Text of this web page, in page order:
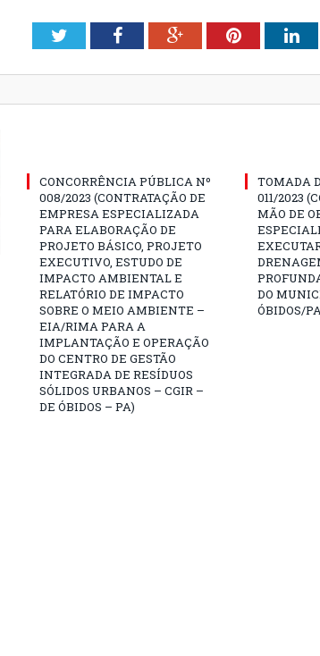
TwitterFacebookGoogle+Pinterest
CONCORRÊNCIA PÚBLICA Nº
008/2023 (CONTRATAÇÃO DE
EMPRESA ESPECIALIZADA
PARA ELABORAÇÃO DE
PROJETO BÁSICO, PROJETO
EXECUTIVO, ESTUDO DE
IMPACTO AMBIENTAL E
RELATÓRIO DE IMPACTO
SOBRE O MEIO AMBIENTE –
EIA/RIMA PARA A
IMPLANTAÇÃO E OPERAÇÃO
DO CENTRO DE GESTÃO
INTEGRADA DE RESÍDUOS
SÓLIDOS URBANOS – CGIR –
DE ÓBIDOS – PA)
TOMADA
011/2023
MÃO DE
DO
ÓBIDOS/